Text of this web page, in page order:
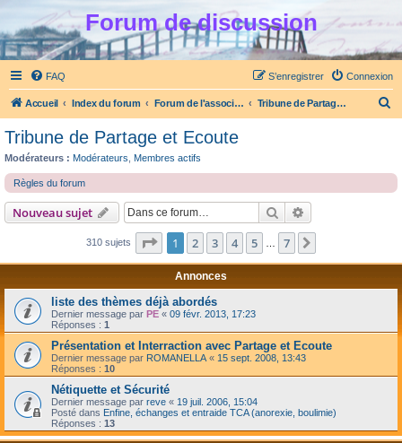
Forum de discussion
FAQ Connexion
S’enregistrer
Accueil Index du forum Forum de l'association Partage et Ecoute Tribune de Partage et Ecoute
e
Tribune de Partage et Ecoute
Modérateurs : Modérateurs Membres actifs
Règles du forum
Nouveau sujet Rechercher
310 sujets Page 1sur7
1 2 3 4 5 7
Annonces
liste des thèmes déjà abordés
Dernier message par PE « 09 févr. 2013, 17:23
Réponses : 1
Présentation et Interraction avec Partage et Ecoute
Dernier message par ROMANELLA « 15 sept. 2008, 13:43
Réponses : 10
Nétiquette et Sécurité
Dernier message par reve « 19 juil. 2006, 15:04
Posté dans Enfine, échanges et entraide TCA (anorexie, boulimie)
Réponses : 13